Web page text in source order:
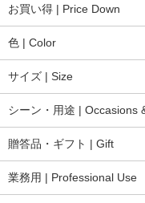
お買い得 | Price Down
色 | Color
サイズ | Size
シーン・用途 | Occasions
贈答品・ギフト | Gift
業務用 | Professional Use